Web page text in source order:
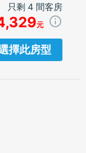
只剩 4 間客房
元
擇此房型